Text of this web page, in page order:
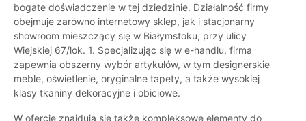
bogate doświadczenie w tej dziedzinie. Działalność firmy
obejmuje zarówno internetowy sklep, jak i stacjonarny
showroom mieszczący się w Białymstoku, przy ulicy
Wiejskiej 67/lok. 1. Specjalizując się w e-handlu, firma
zapewnia obszerny wybór artykułów, w tym designerskie
meble, oświetlenie, oryginalne tapety, a także wysokiej
klasy tkaniny dekoracyjne i obiciowe.
W ofercie znajdują się także kompleksowe elementy do